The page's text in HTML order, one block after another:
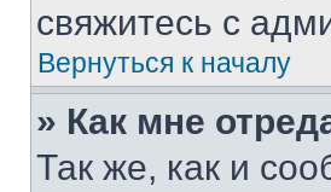
свяжитесь с
Вернуться к началу
» Как мне
Так же, как и